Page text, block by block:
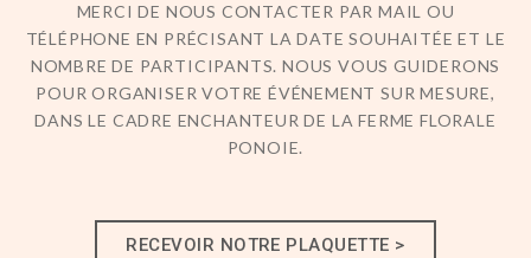
MERCI DE NOUS CONTACTER PAR MAIL OU
TÉLÉPHONE EN PRÉCISANT LA DATE SOUHAITÉE ET LE
NOMBRE DE PARTICIPANTS. NOUS VOUS GUIDERONS
POUR ORGANISER VOTRE ÉVÉNEMENT SUR MESURE,
DANS LE CADRE ENCHANTEUR DE LA FERME FLORALE
PONOIE.
RECEVOIR NOTRE PLAQUETTE >